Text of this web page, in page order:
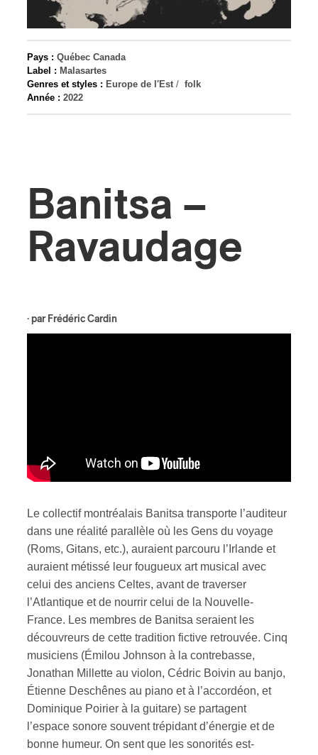
Pays : Québec Canada
Label : Malasartes
Genres et styles : Europe de l'Est/ folk
Année : 2022
Banitsa –
Ravaudage
· par Frédéric Cardin
Le collectif montréalais Banitsa transporte l’auditeur
dans une réalité parallèle où les Gens du voyage
(Roms, Gitans, etc.), auraient parcouru l’Irlande et
auraient métissé leur fougueux art musical avec
celui des anciens Celtes, avant de traverser
l’Atlantique et de nourrir celui de la Nouvelle-
France. Les membres de Banitsa seraient les
découvreurs de cette tradition fictive retrouvée. Cinq
musiciens (Émilou Johnson à la contrebasse,
Jonathan Millette au violon, Cédric Boivin au banjo,
Étienne Deschênes au piano et à l’accordéon, et
Dominique Poirier à la guitare) se partagent
l’espace sonore souvent trépidant d’énergie et de
bonne humeur. On sent que les sonorités est-